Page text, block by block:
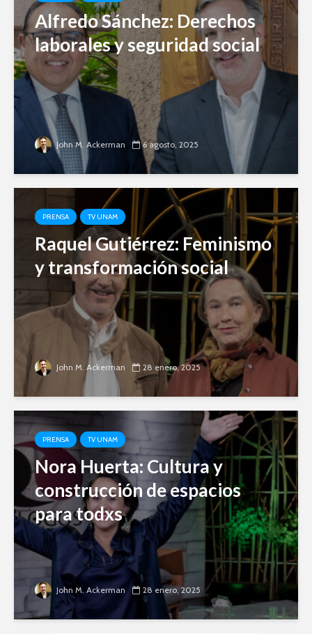
Alfredo Sánchez: Derechos
laborales y seguridad social
John M. Ackerman 6 agosto, 2025
PRENSA TV UNAM
Raquel Gutiérrez: Feminismo
y transformación social
John M. Ackerman 28 enero, 2025
PRENSA TV UNAM
Nora Huerta: Cultura y
construcción de espacios
para todxs
John M. Ackerman 28 enero, 2025